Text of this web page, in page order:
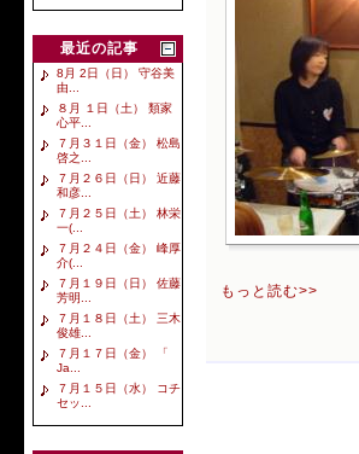
最近の記事
8月 2日（日） 守谷美
由...
８月 １日（土） 類家
心平...
７月３１日（金） 松島
啓之...
７月２６日（日） 近藤
和彦...
７月２５日（土） 林栄
一(...
７月２４日（金） 峰厚
介(...
７月１９日（日） 佐藤
芳明...
７月１８日（土） 三木
俊雄...
７月１７日（金） 「
Ja...
７月１５日（水） コチ
セッ...
もっと読む>>